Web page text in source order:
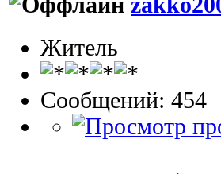
Житель
Сообщений: 454